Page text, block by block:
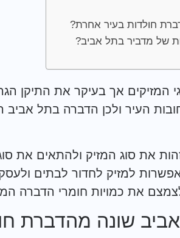
חולדות בעיר אחרת?
של מדביר בתל אביב?
המזיקים אך בעיקר את התיקן
העיר ולכן הדברה בתל
את סוג המזיק ולהתאים את
למזיק לחדור לבתים
את כמויות חומרי הדברה
שונה מהדברת